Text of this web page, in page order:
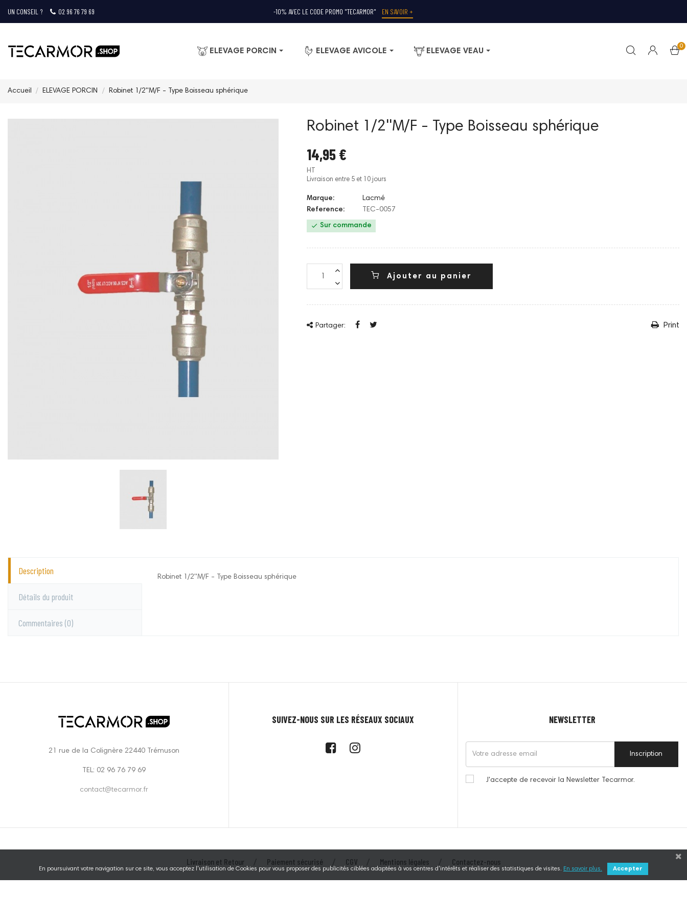
UN CONSEIL ? 02 96 76 79 69 -10% AVEC LE CODE PROMO "TECARMOR" EN SAVOIR +
ELEVAGE PORCIN ELEVAGE AVICOLE ELEVAGE VEAU
0
Accueil ELEVAGE PORCIN Robinet 1/2''M/F - Type Boisseau sphérique
Robinet 1/2''M/F - Type Boisseau sphérique
14,95 €
HT
Livraison entre 5 et 10 jours
Marque:
Lacmé
Reference:
TEC-0057
 Sur commande
Ajouter au panier
Partager: Print
Description
Détails du produit
Commentaires (0)
Robinet 1/2''M/F - Type Boisseau sphérique
21 rue de la Colignère 22440 Trémuson
TEL: 02 96 76 79 69
contact@tecarmor.fr
SUIVEZ-NOUS SUR LES RÉSEAUX SOCIAUX NEWSLETTER
Inscription
J'accepte de recevoir la Newsletter Tecarmor.
Livraison et Retour Paiement sécurisé CGV Mentions légales Contactez-nous
En poursuivant votre navigation sur ce site, vous acceptez l'utilisation de Cookies pour vous proposer des publicités ciblées adaptées à vos centres d'intérêts et réaliser des statistiques de visites. En savoir plus. Accepter